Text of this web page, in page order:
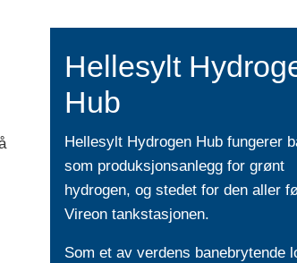
Hellesylt
Hub
Hellesylt Hydrogen Hub fungerer
som produksjonsanlegg for grønt
hydrogen, og stedet for den aller
Vireon tankstasjonen.
Som et av verdens banebrytende